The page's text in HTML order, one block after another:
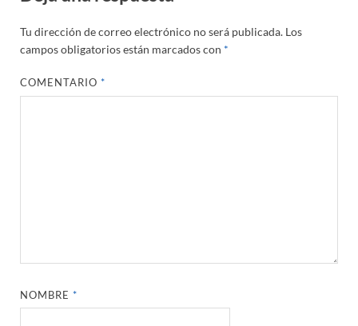
Tu dirección de correo electrónico no será publicada. Los
campos obligatorios están marcados con *
COMENTARIO*
NOMBRE*